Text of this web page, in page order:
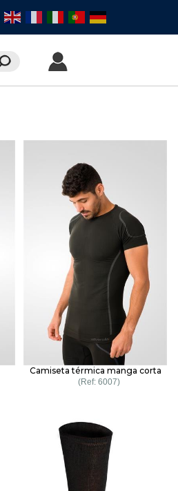
Camiseta térmica manga corta
6007